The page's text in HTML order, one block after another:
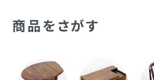
す。
商品をさがす